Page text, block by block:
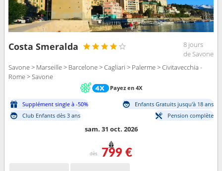
Costa Smeralda
8 jours
de Savone
Savone > Marseille > Barcelone > Cagliari > Palerme > Civitavecchia -
Rome > Savone
Payez en 4X
Supplément single à -50%
Enfants Gratuits jusqu'à 18 ans
Club Enfants dès 3 ans
Pension complète
sam. 31 oct. 2026
dès 799 €